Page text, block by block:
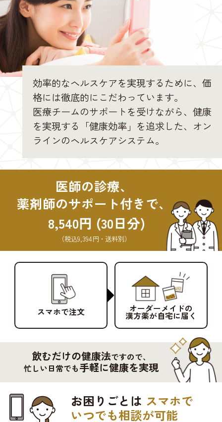
効率的なヘルスケアを実現するために、価
格には徹底的にこだわっています。
医療チームのサポートを受けながら、健康
を実現する「健康効率」を追求した、オン
ラインのヘルスケアシステム。
医師の診療、
薬剤師のサポート付きで、
8,540円 (30日分)
（税込9,394円・送料別）
スマホで注文 オーダーメイドの
漢方薬が自宅に届く
飲むだけの健康法ですので、
忙しい日常でも手軽に健康を実現
お困りごとは スマホで
いつでも相談が可能